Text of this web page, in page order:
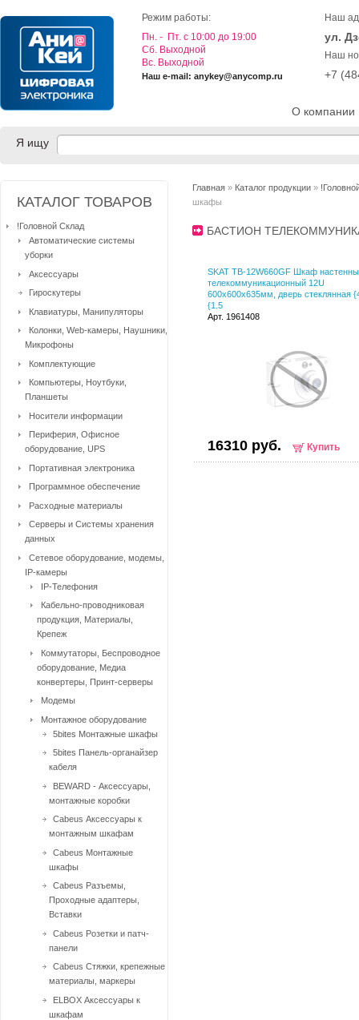
О компании
Режим работы:
Пн. - Пт. с 10:00 до 19:00
Cб. Выходной
Вс. Выходной
Наш e-mail: anykey@anycomp.ru
Наш
ул.
Наш
+7
Я ищу
Главная » Каталог продукции »
шкафы
БАСТИОН
SKAT TB-12W660GF Шкаф
телекоммуникационный 12U
600х600х635мм, дверь стеклянная
{1.5
Арт. 1961408
16310 руб. Купить
КАТАЛОГ ТОВАРОВ
!Головной Склад
Автоматические системы
уборки
Аксессуары
Гироскутеры
Клавиатуры, Манипуляторы
Колонки, Web-камеры, Наушники,
Микрофоны
Комплектующие
Компьютеры, Ноутбуки,
Планшеты
Носители информации
Периферия, Офисное
оборудование, UPS
Портативная электроника
Программное обеспечение
Расходные материалы
Серверы и Системы хранения
данных
Сетевое оборудование, модемы,
IP-камеры
IP-Телефония
Кабельно-проводниковая
продукция, Материалы,
Крепеж
Коммутаторы, Беспроводное
оборудование, Медиа
конвертеры, Принт-серверы
Модемы
Монтажное оборудование
5bites Монтажные шкафы
5bites Панель-органайзер
кабеля
BEWARD - Аксессуары,
монтажные коробки
Cabeus Аксессуары к
монтажным шкафам
Cabeus Монтажные
шкафы
Cabeus Разъемы,
Проходные адаптеры,
Вставки
Cabeus Розетки и патч-
панели
Cabeus Стяжки, крепежные
материалы, маркеры
ELBOX Аксессуары к
шкафам